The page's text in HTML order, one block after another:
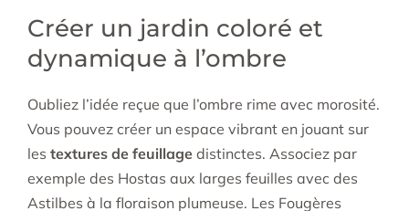
Créer un jardin coloré et
dynamique à l’ombre
Oubliez l’idée reçue que l’ombre rime avec morosité.
Vous pouvez créer un espace vibrant en jouant sur
les textures de feuillage distinctes. Associez par
exemple des Hostas aux larges feuilles avec des
Astilbes à la floraison plumeuse. Les Fougères